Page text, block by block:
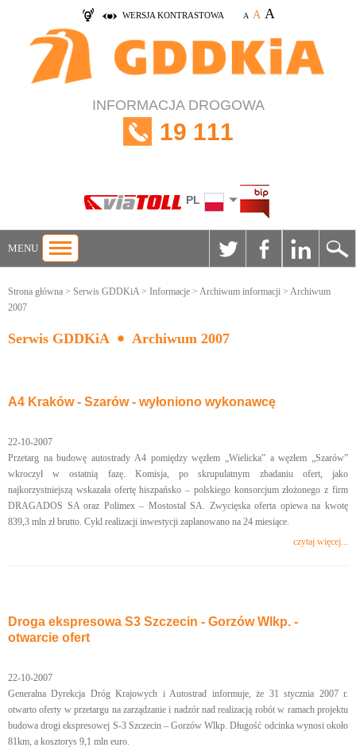
WERSJA KONTRASTOWA A A A
INFORMACJA DROGOWA
19 111
PL
MENU
Strona główna > Serwis GDDKiA> Informacje > Archiwum informacji > Archiwum
2007
Serwis GDDKiA Archiwum 2007
A4 Kraków - Szarów - wyłoniono wykonawcę
22-10-2007
Przetarg na budowę autostrady A4 pomiędzy węzłem „Wielicka” a węzłem „Szarów”
wkroczył w ostatnią fazę. Komisja, po skrupulatnym zbadaniu ofert, jako
najkorzystniejszą wskazała ofertę hiszpańsko – polskiego konsorcjum złożonego z firm
DRAGADOS SA oraz Polimex – Mostostal SA. Zwycięska oferta opiewa na kwotę
839,3 mln zł brutto. Cykl realizacji inwestycji zaplanowano na 24 miesiące.
czytaj więcej...
Droga ekspresowa S3 Szczecin - Gorzów Wlkp. -
otwarcie ofert
22-10-2007
Generalna Dyrekcja Dróg Krajowych i Autostrad informuje, że 31 stycznia 2007 r.
otwarto oferty w przetargu na zarządzanie i nadzór nad realizacją robót w ramach projektu
budowa drogi ekspresowej S-3 Szczecin – Gorzów Wlkp. Długość odcinka wynosi około
81km, a kosztorys 9,1 mln euro.